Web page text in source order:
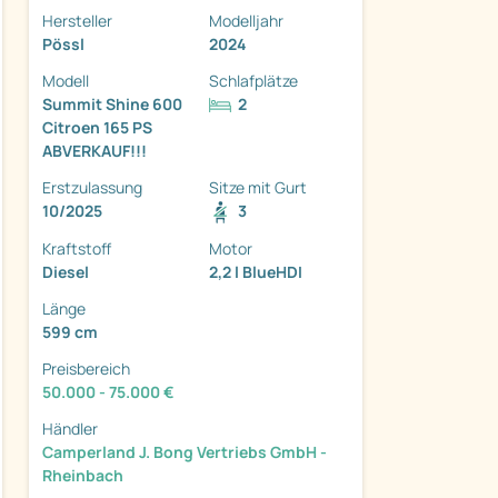
Hersteller
Pössl
Modelljahr
2024
Modell
Summit Shine 600
Citroen 165 PS
ABVERKAUF!!!
Schlafplätze
2
Erstzulassung
10/2025
Sitze mit Gurt
3
Kraftstoff
Diesel
Motor
2,2 l BlueHDI
Länge
599 cm
Preisbereich
50.000 - 75.000 €
Händler
Camperland J. Bong Vertriebs GmbH -
Rheinbach